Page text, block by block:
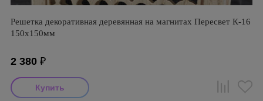
Решетка декоративная деревянная на магнитах Пересвет К-16
150х150мм
2 380 ₽